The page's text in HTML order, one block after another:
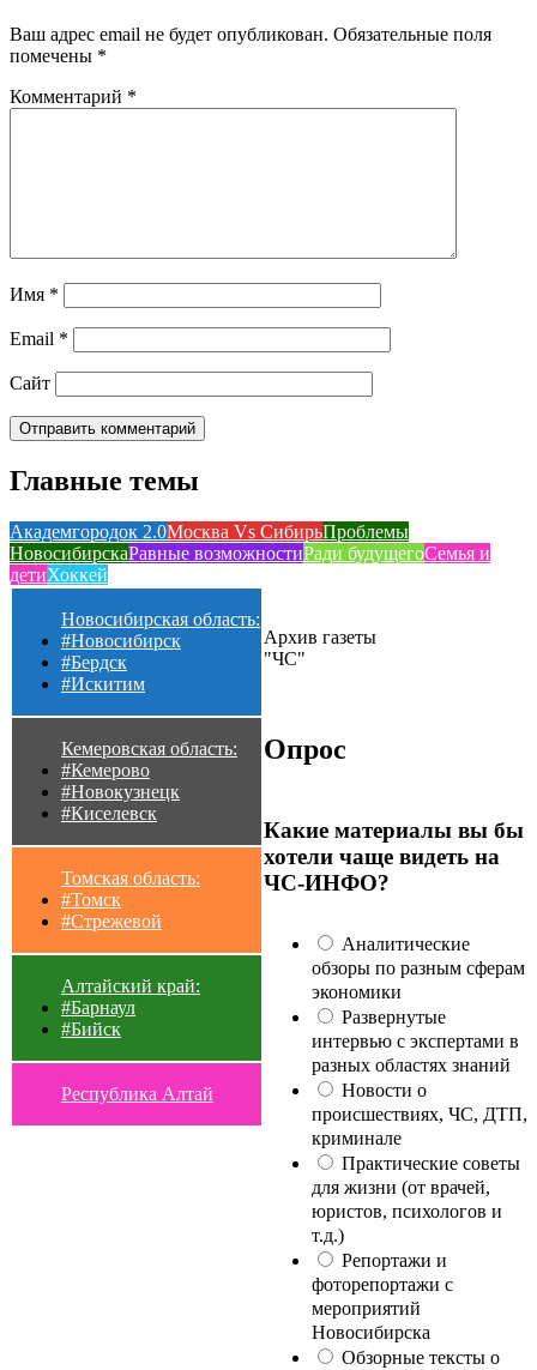
Ваш адрес email не будет опубликован. Обязательные поля
помечены *
Комментарий *
Имя *
Email *
Сайт
Главные темы
Академгородок 2.0Москва Vs СибирьПроблемы
НовосибирскаРавные возможностиРади будущегоСемья и
детиХоккей
Новосибирская область:
#Новосибирск
#Бердск
#Искитим
Кемеровская область:
#Кемерово
#Новокузнецк
#Киселевск
Томская область:
#Томск
#Стрежевой
Алтайский край:
#Барнаул
#Бийск
Республика Алтай
Архив газеты
"ЧС"
Опрос
Какие материалы вы бы
хотели чаще видеть на
ЧС-ИНФО?
Аналитические
обзоры по разным сферам
экономики
Развернутые
интервью с экспертами в
разных областях знаний
Новости о
происшествиях, ЧС, ДТП,
криминале
Практические советы
для жизни (от врачей,
юристов, психологов и
т.д.)
Репортажи и
фоторепортажи с
мероприятий
Новосибирска
Обзорные тексты о